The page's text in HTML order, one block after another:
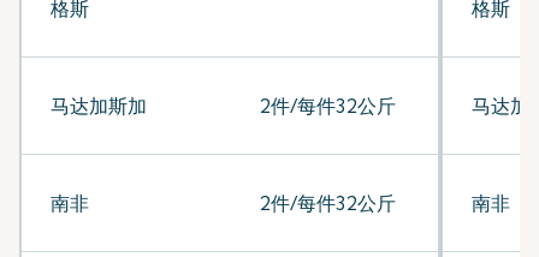
格斯
马达加斯加 2件/每件32公斤
南非 2件/每件32公斤
格斯
马达加
南非